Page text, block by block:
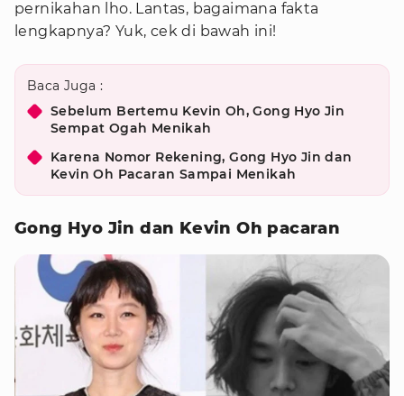
pernikahan lho. Lantas, bagaimana fakta
lengkapnya? Yuk, cek di bawah ini!
Baca Juga :
Sebelum Bertemu Kevin Oh, Gong Hyo Jin
Sempat Ogah Menikah
Karena Nomor Rekening, Gong Hyo Jin dan
Kevin Oh Pacaran Sampai Menikah
Gong Hyo Jin dan Kevin Oh pacaran